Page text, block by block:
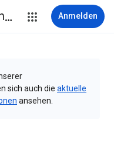
Datenschutzerklärung & Nutzungsbedingungen Anmelden
sich auch die aktuelle
ansehen.